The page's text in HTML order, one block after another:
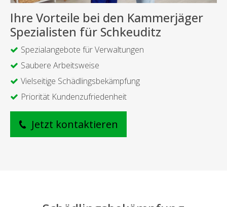
Ihre Vorteile bei den Kammerjäger
Spezialisten für Schkeuditz
Spezialangebote für Verwaltungen
Saubere Arbeitsweise
Vielseitige Schädlingsbekämpfung
Priorität Kundenzufriedenheit
Jetzt kontaktieren